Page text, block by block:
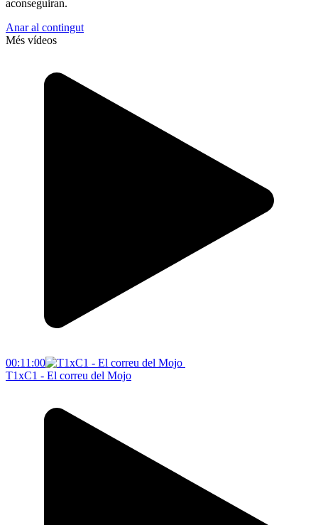
aconseguiran.
Anar al contingut
Més vídeos
00:11:00
T1xC1 - El correu del Mojo